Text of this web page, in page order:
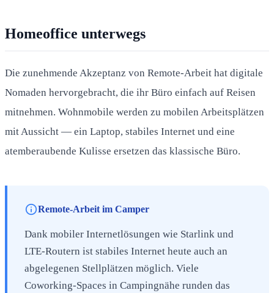
Homeoffice unterwegs
Die zunehmende Akzeptanz von Remote-Arbeit hat digitale
Nomaden hervorgebracht, die ihr Büro einfach auf Reisen
mitnehmen. Wohnmobile werden zu mobilen Arbeitsplätzen
mit Aussicht — ein Laptop, stabiles Internet und eine
atemberaubende Kulisse ersetzen das klassische Büro.
infoRemote-Arbeit im Camper
Dank mobiler Internetlösungen wie Starlink und
LTE-Routern ist stabiles Internet heute auch an
abgelegenen Stellplätzen möglich. Viele
Coworking-Spaces in Campingnähe runden das